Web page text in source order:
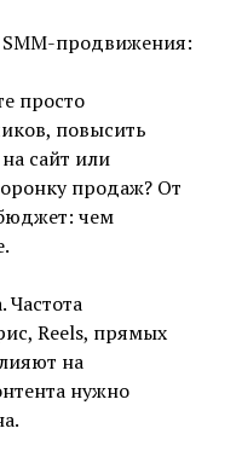
продвижения:
просто
повысить
сайт или
продаж? От
чем
Частота
Reels, прямых
на
нужно